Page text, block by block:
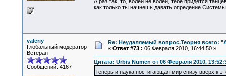
как только ты начнешь давать опредение
valeriy
Глобальный модератор
Ветеран
Сообщений: 4167
Re: Неудаляемый вопрос.Теория всего:
« Ответ #73 : 06 Февраля 2010, 16:44:50 »
Цитата: Urbis Numen от 06 Февраля 2010,
Теперь и наука,постигающая мир снизу вверх к